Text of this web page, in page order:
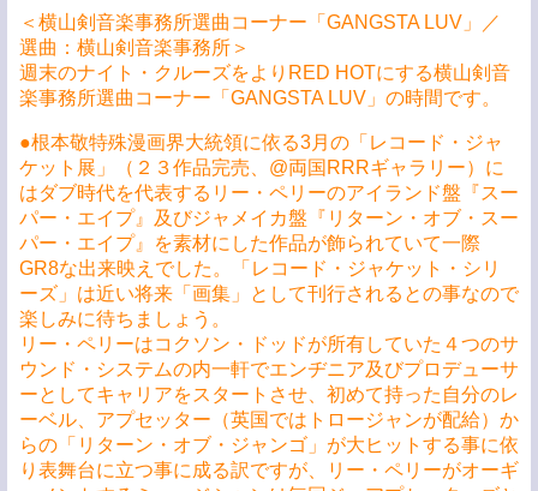
＜横山剣音楽事務所選曲コーナー「GANGSTA LUV」／
選曲：横山剣音楽事務所＞
週末のナイト・クルーズをよりRED HOTにする横山剣音
楽事務所選曲コーナー「GANGSTA LUV」の時間です。
●根本敬特殊漫画界大統領に依る3月の「レコード・ジャ
ケット展」（２３作品完売、@両国RRRギャラリー）に
はダブ時代を代表するリー・ペリーのアイランド盤『スー
パー・エイプ』及びジャメイカ盤『リターン・オブ・スー
パー・エイプ』を素材にした作品が飾られていて一際
GR8な出来映えでした。「レコード・ジャケット・シリ
ーズ」は近い将来「画集」として刊行されるとの事なので
楽しみに待ちましょう。
リー・ペリーはコクソン・ドッドが所有していた４つのサ
ウンド・システムの内一軒でエンヂニア及びプロデューサ
ーとしてキャリアをスタートさせ、初めて持った自分のレ
ーベル、アプセッター（英国ではトロージャンが配給）か
らの「リターン・オブ・ジャンゴ」が大ヒットする事に依
り表舞台に立つ事に成る訳ですが、リー・ペリーがオーギ